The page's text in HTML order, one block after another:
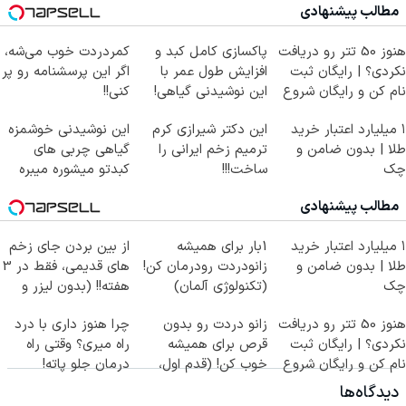
مطالب پیشنهادی
هنوز 50 تتر رو دریافت
نکردی؟ | رایگان ثبت
نام کن و رایگان شروع
پاکسازی کامل کبد و
افزایش طول عمر با
این نوشیدنی گیاهی!
کمردردت خوب می‌شه،
اگر این پرسشنامه رو پر
کنی!!
۱ میلیارد اعتبار خرید
طلا | بدون ضامن و
چک
این دکتر شیرازی کرم
ترمیم زخم ایرانی را
ساخت!!!
این نوشیدنی خوشمزه
گیاهی چربی های
کبدتو میشوره میبره
مطالب پیشنهادی
۱ میلیارد اعتبار خرید
طلا | بدون ضامن و
چک
1بار برای همیشه
زانودردت رودرمان کن!
(تکنولوژی آلمان)
از بین بردن جای زخم
های قدیمی، فقط در 3
هفته!! (بدون لیزر و
هنوز 50 تتر رو دریافت
نکردی؟ | رایگان ثبت
نام کن و رایگان شروع
کن!
زانو دردت رو بدون
قرص برای همیشه
خوب کن! (قدم اول،
چرا هنوز داری با درد
راه میری؟ وقتی راه
درمان جلو پاته!
دیدگاه‌ها